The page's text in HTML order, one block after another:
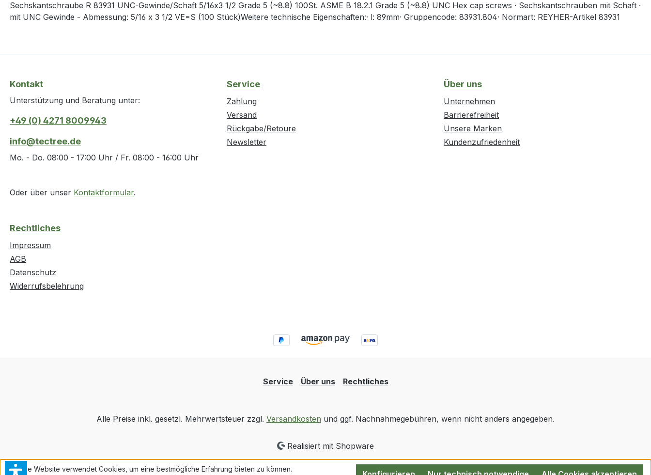
Sechskantschraube R 83931 UNC-Gewinde/Schaft 5/16x3 1/2 Grade 5 (~8.8) 100St. ASME B 18.2.1 Grade 5 (~8.8) UNC Hex cap screws · Sechskantschrauben mit Schaft ·
mit UNC Gewinde - Abmessung: 5/16 x 3 1/2 VE=S (100 Stück)Weitere technische Eigenschaften:· l: 89mm· Gruppencode: 83931.804· Normart: REYHER-Artikel 83931
Kontakt
Unterstützung und Beratung unter:
+49 (0) 4271 8009943
info@tectree.de
Mo. - Do. 08:00 - 17:00 Uhr / Fr. 08:00 - 16:00 Uhr
Oder über unser Kontaktformular.
Service
Zahlung
Versand
Rückgabe/Retoure
Newsletter
Über uns
Unternehmen
Barrierefreiheit
Unsere Marken
Kundenzufriedenheit
Rechtliches
Impressum
AGB
Datenschutz
Widerrufsbelehrung
Service Über uns Rechtliches
Alle Preise inkl. gesetzl. Mehrwertsteuer zzgl. Versandkosten und ggf. Nachnahmegebühren, wenn nicht anders angegeben.
Realisiert mit Shopware
Diese Website verwendet Cookies, um eine bestmögliche Erfahrung bieten zu können.